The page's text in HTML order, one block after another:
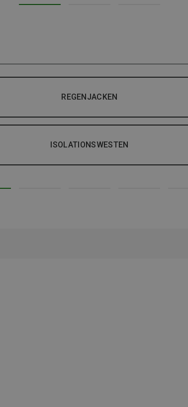
REGENJACKEN
ISOLATIONSWESTEN